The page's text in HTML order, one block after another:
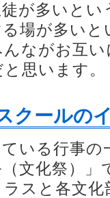
が多いと
場が多い
ながお互
思います。
クールの
いる行事の
文化祭）」
スと各文化